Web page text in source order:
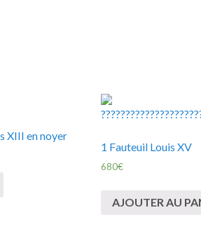
XIII en noyer
1 Fauteuil Louis XV
680€
AJOUTER AU